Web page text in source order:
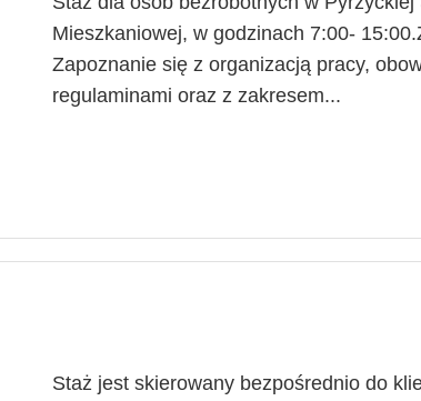
Mieszkaniowej, w godzinach 7:00-
Zapoznanie się z organizacją pracy,
regulaminami oraz z zakresem...
Staż jest skierowany bezpośrednio do